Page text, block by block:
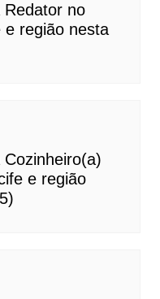
Redator no
e região nesta
e região